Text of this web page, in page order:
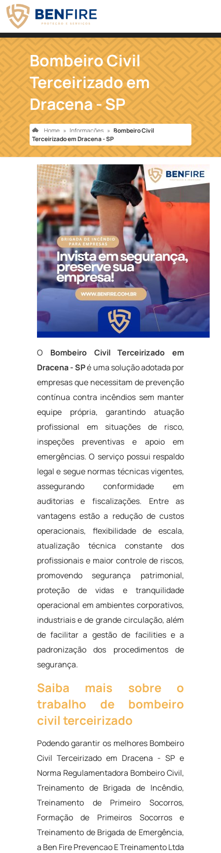
Bombeiro Civil
Terceirizado em
Dracena - SP
Home » Informações » Bombeiro Civil
Terceirizado em Dracena - SP
O Bombeiro Civil Terceirizado em
Dracena - SPé uma solução adotada por
empresas que necessitam de prevenção
contínua contra incêndios sem manter
equipe própria, garantindo atuação
profissional em situações de risco,
inspeções preventivas e apoio em
emergências. O serviço possui respaldo
legal e segue normas técnicas vigentes,
assegurando conformidade em
auditorias e fiscalizações. Entre as
vantagens estão a redução de custos
operacionais, flexibilidade de escala,
atualização técnica constante dos
profissionais e maior controle de riscos,
promovendo segurança patrimonial,
proteção de vidas e tranquilidade
operacional em ambientes corporativos,
industriais e de grande circulação, além
de facilitar a gestão de facilities e a
padronização dos procedimentos de
segurança.
Saiba mais sobre o
trabalho de bombeiro
civil terceirizado
Podendo garantir os melhores Bombeiro
Civil Terceirizado em Dracena - SP e
Norma Regulamentadora Bombeiro Civil,
Treinamento de Brigada de Incêndio,
Treinamento de Primeiro Socorros,
Formação de Primeiros Socorros e
Treinamento de Brigada de Emergência,
a Ben Fire Prevencao E Treinamento Ltda